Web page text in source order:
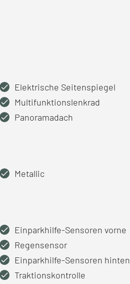
Elektrische Seitenspiegel
Multifunktionslenkrad
Panoramadach
Metallic
Einparkhilfe-Sensoren vorne
Regensensor
Einparkhilfe-Sensoren hinten
Traktionskontrolle